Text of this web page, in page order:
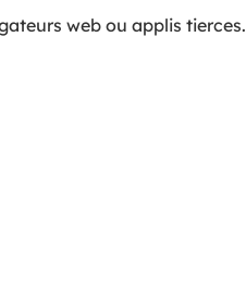
web ou applis tierces.